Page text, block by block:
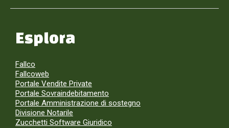
Esplora
Fallco
Fallcoweb
Portale Vendite Private
Portale Sovraindebitamento
Portale Amministrazione di sostegno
Divisione Notarile
Zucchetti Software Giuridico